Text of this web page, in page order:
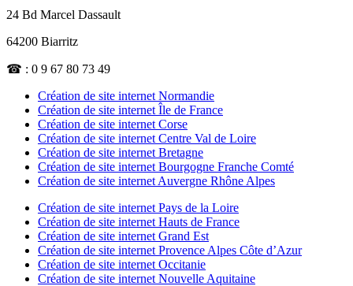
24 Bd Marcel Dassault
64200 Biarritz
☎ : 0 9 67 80 73 49
Création de site internet Normandie
Création de site internet Île de France
Création de site internet Corse
Création de site internet Centre Val de Loire
Création de site internet Bretagne
Création de site internet Bourgogne Franche Comté
Création de site internet Auvergne Rhône Alpes
Création de site internet Pays de la Loire
Création de site internet Hauts de France
Création de site internet Grand Est
Création de site internet Provence Alpes Côte d’Azur
Création de site internet Occitanie
Création de site internet Nouvelle Aquitaine